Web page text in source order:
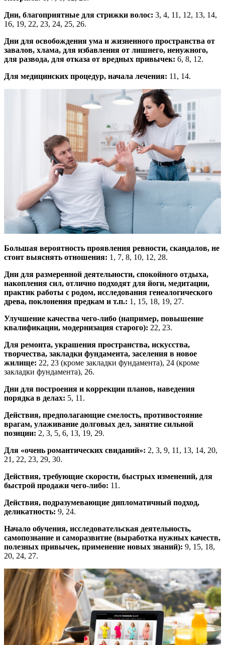
Дни, благоприятные для стрижки волос: 3, 4, 11, 12, 13, 14,
16, 19, 22, 23, 24, 25, 26.
Дни для освобождения ума и жизненного пространства от
завалов, хлама, для избавления от лишнего, ненужного,
для развода, для отказа от вредных привычек: 6, 8, 12.
Для медицинских процедур, начала лечения: 11, 14.
Большая вероятность проявления ревности, скандалов, не
стоит выяснять отношения: 1, 7, 8, 10, 12, 28.
Дни для размеренной деятельности, спокойного отдыха,
накопления сил, отлично подходят для йоги, медитации,
практик работы с родом, исследования генеалогического
древа, поклонения предкам и т.п.: 1, 15, 18, 19, 27.
Улучшение качества чего-либо (например, повышение
квалификации, модернизация старого): 22, 23.
Для ремонта, украшения пространства, искусства,
творчества, закладки фундамента, заселения в новое
жилище: 22, 23 (кроме закладки фундамента), 24 (кроме
закладки фундамента), 26.
Дни для построения и коррекции планов, наведения
порядка в делах: 5, 11.
Действия, предполагающие смелость, противостояние
врагам, улаживание долговых дел, занятие сильной
позиции: 2, 3, 5, 6, 13, 19, 29.
Для «очень романтических свиданий»: 2, 3, 9, 11, 13, 14, 20,
21, 22, 23, 29, 30.
Действия, требующие скорости, быстрых изменений, для
быстрой продажи чего-либо: 11.
Действия, подразумевающие дипломатичный подход,
деликатность: 9, 24.
Начало обучения, исследовательская деятельность,
самопознание и саморазвитие (выработка нужных качеств,
полезных привычек, применение новых знаний): 9, 15, 18,
20, 24, 27.